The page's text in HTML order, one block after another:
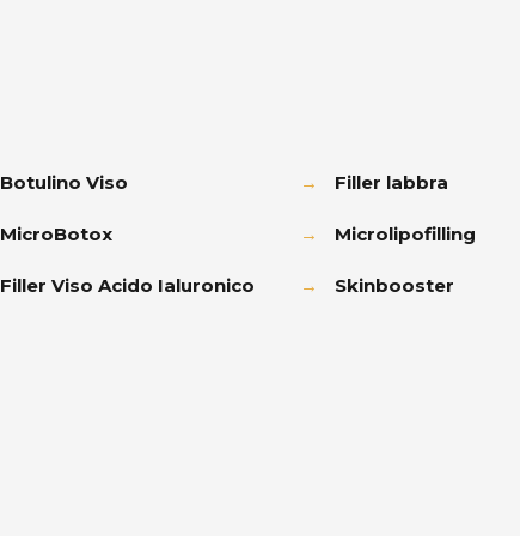
Botulino Viso
MicroBotox
Filler Viso Acido Ialuronico
→ Filler labbra
→ Microlipofilling
→ Skinbooster